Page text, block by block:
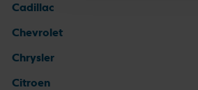
Cadillac
Chevrolet
Chrysler
Citroen